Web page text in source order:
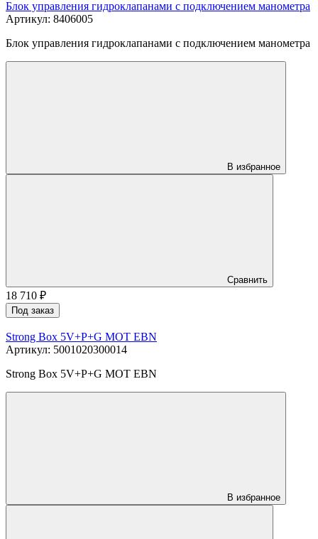
Блок управления гидроклапанами с подключением манометра
Артикул: 8406005
Блок управления гидроклапанами с подключением манометра
В избранное
Сравнить
18 710 ₽
Под заказ
Strong Box 5V+P+G MOT EBN
Артикул: 5001020300014
Strong Box 5V+P+G MOT EBN
В избранное